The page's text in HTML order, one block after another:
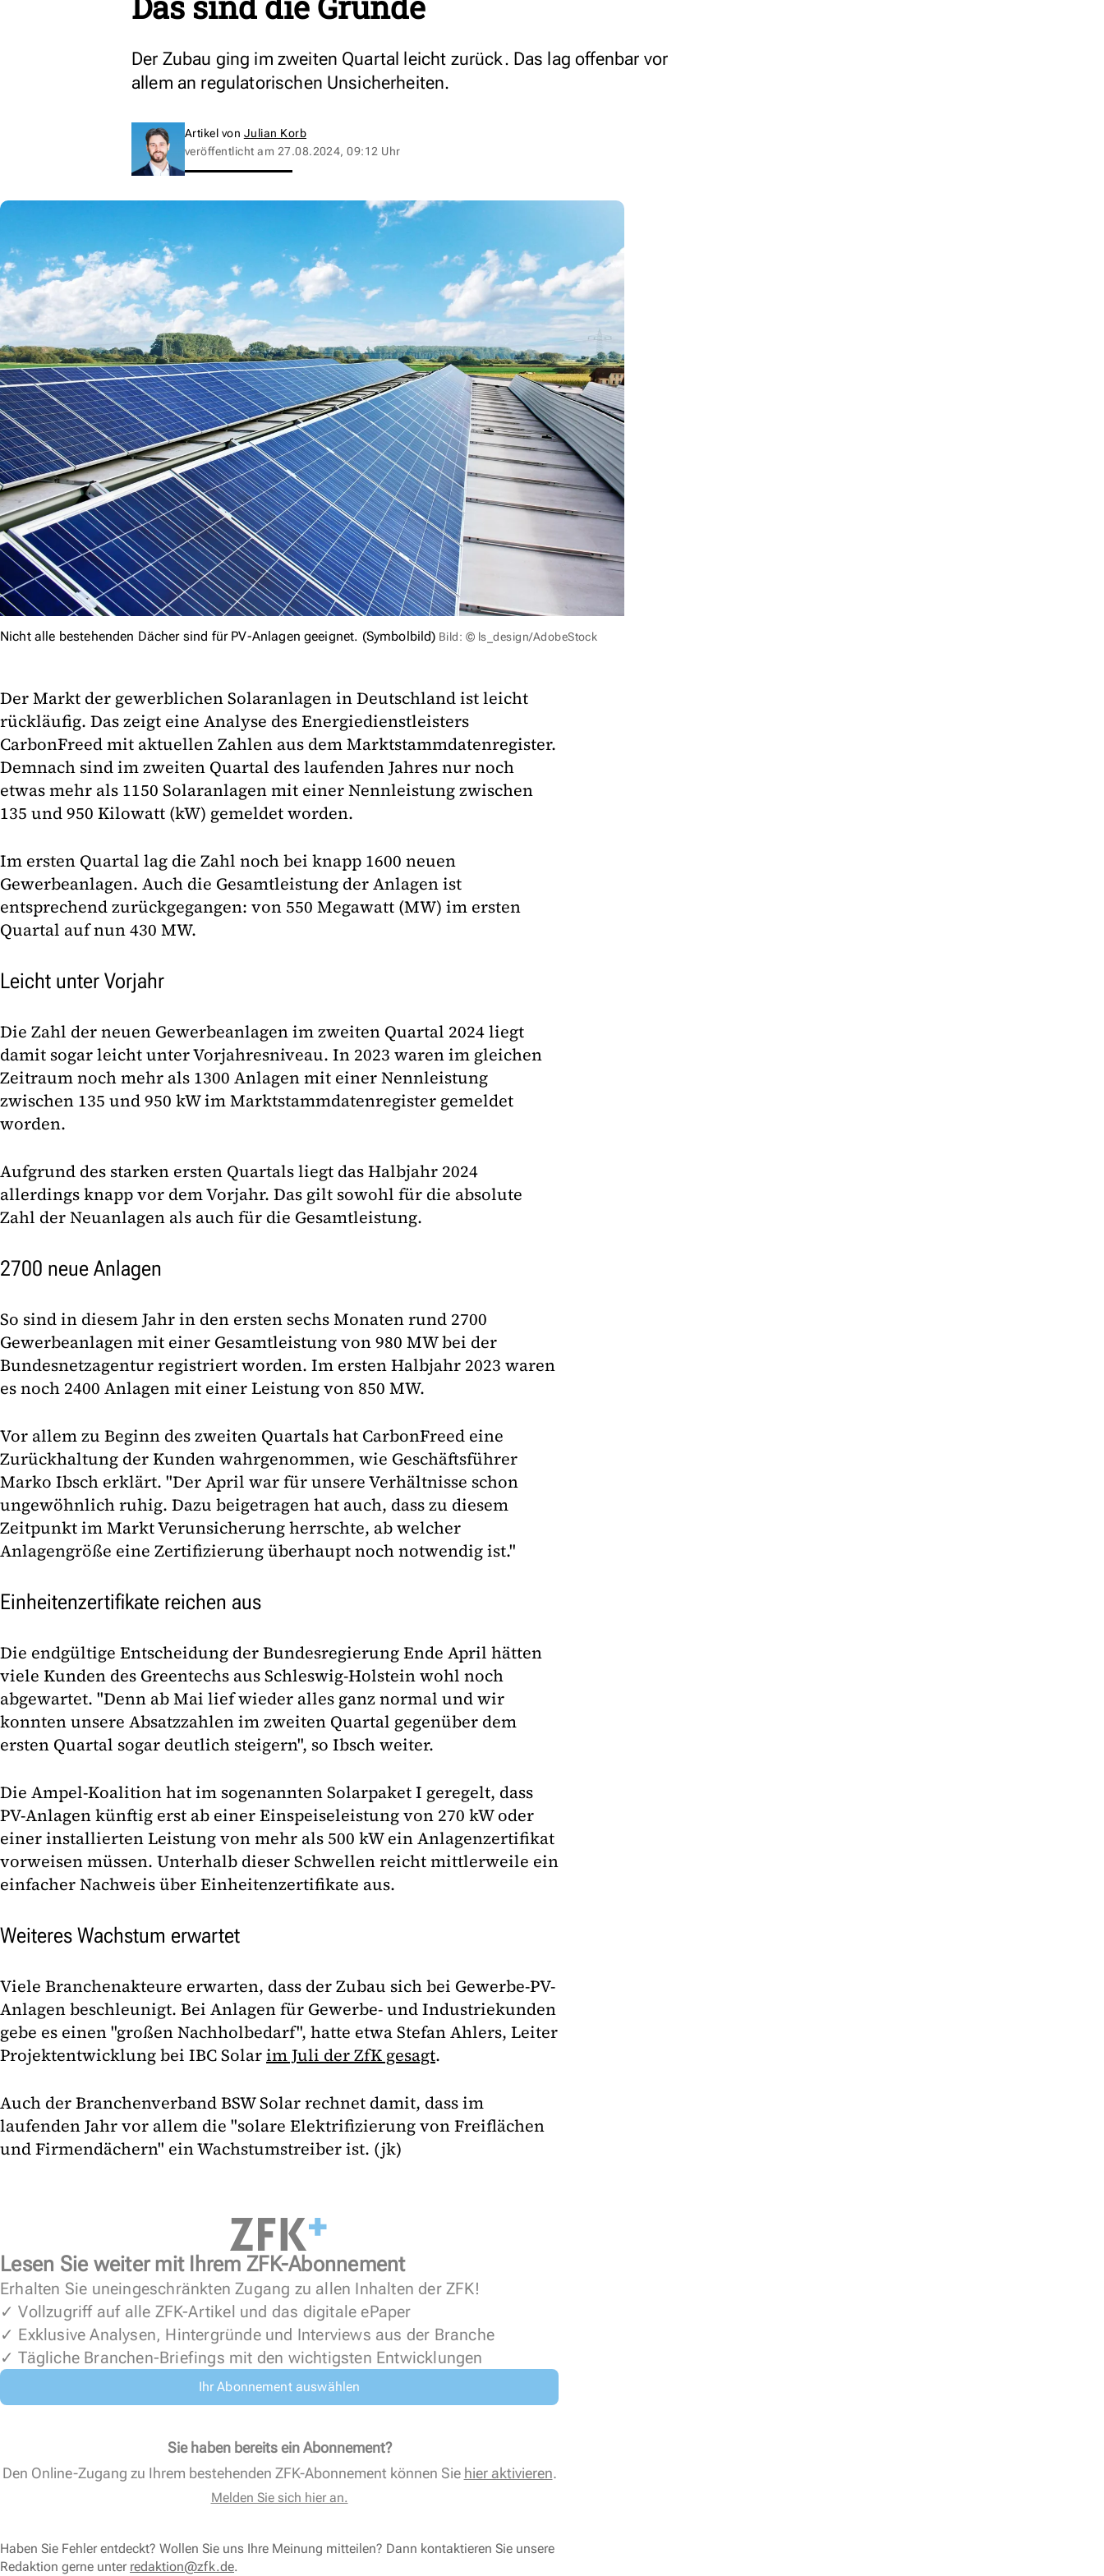
Der Zubau ging im zweiten Quartal leicht zurück. Das lag offenbar vor
allem an regulatorischen Unsicherheiten.
Artikel von Julian Korb
veröffentlicht am 27.08.2024, 09:12 Uhr
Nicht alle bestehenden Dächer sind für PV-Anlagen geeignet. (Symbolbild) Bild: © ls_design/AdobeStock
Der Markt der gewerblichen Solaranlagen in Deutschland ist leicht
rückläufig. Das zeigt eine Analyse des Energiedienstleisters
CarbonFreed mit aktuellen Zahlen aus dem Marktstammdatenregister.
Demnach sind im zweiten Quartal des laufenden Jahres nur noch
etwas mehr als 1150 Solaranlagen mit einer Nennleistung zwischen
135 und 950 Kilowatt (kW) gemeldet worden.
Im ersten Quartal lag die Zahl noch bei knapp 1600 neuen
Gewerbeanlagen. Auch die Gesamtleistung der Anlagen ist
entsprechend zurückgegangen: von 550 Megawatt (MW) im ersten
Quartal auf nun 430 MW.
Leicht unter Vorjahr
Die Zahl der neuen Gewerbeanlagen im zweiten Quartal 2024 liegt
damit sogar leicht unter Vorjahresniveau. In 2023 waren im gleichen
Zeitraum noch mehr als 1300 Anlagen mit einer Nennleistung
zwischen 135 und 950 kW im Marktstammdatenregister gemeldet
worden.
Aufgrund des starken ersten Quartals liegt das Halbjahr 2024
allerdings knapp vor dem Vorjahr. Das gilt sowohl für die absolute
Zahl der Neuanlagen als auch für die Gesamtleistung.
2700 neue Anlagen
So sind in diesem Jahr in den ersten sechs Monaten rund 2700
Gewerbeanlagen mit einer Gesamtleistung von 980 MW bei der
Bundesnetzagentur registriert worden. Im ersten Halbjahr 2023 waren
es noch 2400 Anlagen mit einer Leistung von 850 MW.
Vor allem zu Beginn des zweiten Quartals hat CarbonFreed eine
Zurückhaltung der Kunden wahrgenommen, wie Geschäftsführer
Marko Ibsch erklärt. "Der April war für unsere Verhältnisse schon
ungewöhnlich ruhig. Dazu beigetragen hat auch, dass zu diesem
Zeitpunkt im Markt Verunsicherung herrschte, ab welcher
Anlagengröße eine Zertifizierung überhaupt noch notwendig ist."
Einheitenzertifikate reichen aus
Die endgültige Entscheidung der Bundesregierung Ende April hätten
viele Kunden des Greentechs aus Schleswig-Holstein wohl noch
abgewartet. "Denn ab Mai lief wieder alles ganz normal und wir
konnten unsere Absatzzahlen im zweiten Quartal gegenüber dem
ersten Quartal sogar deutlich steigern", so Ibsch weiter.
Die Ampel-Koalition hat im sogenannten Solarpaket I geregelt, dass
PV-Anlagen künftig erst ab einer Einspeiseleistung von 270 kW oder
einer installierten Leistung von mehr als 500 kW ein Anlagenzertifikat
vorweisen müssen. Unterhalb dieser Schwellen reicht mittlerweile ein
einfacher Nachweis über Einheitenzertifikate aus.
Weiteres Wachstum erwartet
Viele Branchenakteure erwarten, dass der Zubau sich bei Gewerbe-PV-
Anlagen beschleunigt. Bei Anlagen für Gewerbe- und Industriekunden
gebe es einen "großen Nachholbedarf", hatte etwa Stefan Ahlers, Leiter
Projektentwicklung bei IBC Solarim Juli der ZfK gesagt.
Auch der Branchenverband BSW Solar rechnet damit, dass im
laufenden Jahr vor allem die "solare Elektrifizierung von Freiflächen
und Firmendächern" ein Wachstumstreiber ist. (jk)
Lesen Sie weiter mit Ihrem ZFK-Abonnement
Erhalten Sie uneingeschränkten Zugang zu allen Inhalten der ZFK!
✓ Vollzugriff auf alle ZFK-Artikel und das digitale ePaper
✓ Exklusive Analysen, Hintergründe und Interviews aus der Branche
✓ Tägliche Branchen-Briefings mit den wichtigsten Entwicklungen
Ihr Abonnement auswählen
Sie haben bereits ein Abonnement?
Den Online-Zugang zu Ihrem bestehenden ZFK-Abonnement können Sie hier aktivieren.
Melden Sie sich hier an.
Haben Sie Fehler entdeckt? Wollen Sie uns Ihre Meinung mitteilen? Dann kontaktieren Sie unsere
Redaktion gerne unter redaktion@zfk.de.